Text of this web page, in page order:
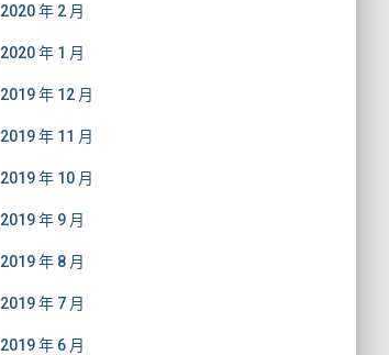
2020 年 2 月
2020 年 1 月
2019 年 12 月
2019 年 11 月
2019 年 10 月
2019 年 9 月
2019 年 8 月
2019 年 7 月
2019 年 6 月